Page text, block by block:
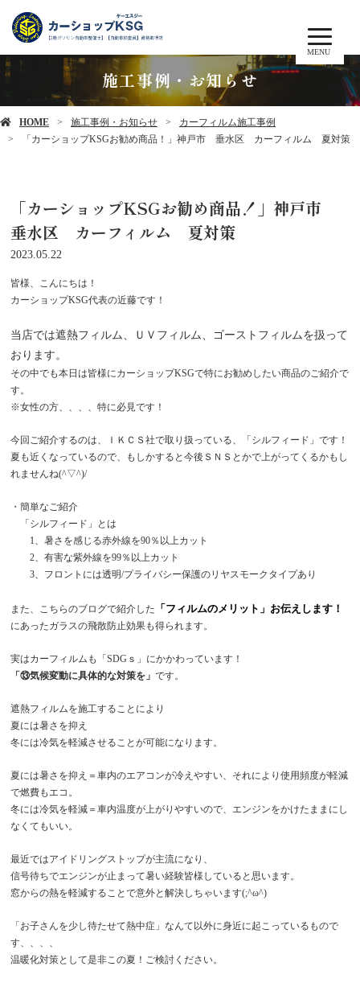
MENU
施工事例・お知らせ
HOME 施工事例・お知らせ
カーフィルム施工事例
「カーショップKSGお勧め商品！」神戸市 垂水区 カーフィルム 夏対策
「カーショップKSGお勧め商品！」神戸市
垂水区 カーフィルム 夏対策
2023.05.22
皆様、こんにちは！
カーショップKSG代表の近藤です！
当店では遮熱フィルム、ＵＶフィルム、ゴーストフィルムを扱って
おります。
その中でも本日は皆様にカーショップKSGで特にお勧めしたい商品のご紹介で
す。
※女性の方、、、、特に必見です！
今回ご紹介するのは、ＩＫＣＳ社で取り扱っている、「シルフィード」です！
夏も近くなっているので、もしかすると今後ＳＮＳとかで上がってくるかもし
れませんね(^▽^)/
・簡単なご紹介
「シルフィード」とは
1、暑さを感じる赤外線を90％以上カット
2、有害な紫外線を99％以上カット
3、フロントには透明/プライバシー保護のリヤスモークタイプあり
また、こちらのブログで紹介した 「フィルムのメリット」お伝えします！
にあったガラスの飛散防止効果も得られます。
実はカーフィルムも「SDGｓ」にかかわっています！
「⑬気候変動に具体的な対策を」 です。
遮熱フィルムを施工することにより
夏には暑さを抑え
冬には冷気を軽減させることが可能になります。
夏には暑さを抑え＝車内のエアコンが冷えやすい、それにより使用頻度が軽減
で燃費もエコ。
冬には冷気を軽減＝車内温度が上がりやすいので、エンジンをかけたままにし
なくてもいい。
最近ではアイドリングストップが主流になり、
信号待ちでエンジンが止まって暑い経験皆様していると思います。
窓からの熱を軽減することで意外と解決しちゃいます(;^ω^)
「お子さんを少し待たせて熱中症」なんて以外に身近に起こっているもので
す、、、、
温暖化対策として是非この夏！ご検討ください。